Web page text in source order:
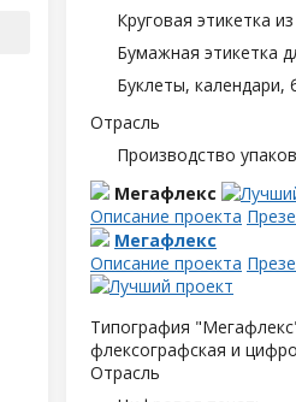
Круговая этикетка
Бумажная этикетка
Буклеты,
Отрасль
Производство
Мегафлекс
Описание проекта
Мегафлекс
Описание проекта
Типография
флексографская и
Отрасль